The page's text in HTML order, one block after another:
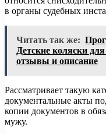
в органы судебных
Читать так же:
Детские коляски
отзывы и описание
Рассматривает такую
документальные акты
копии документов в
мужу.